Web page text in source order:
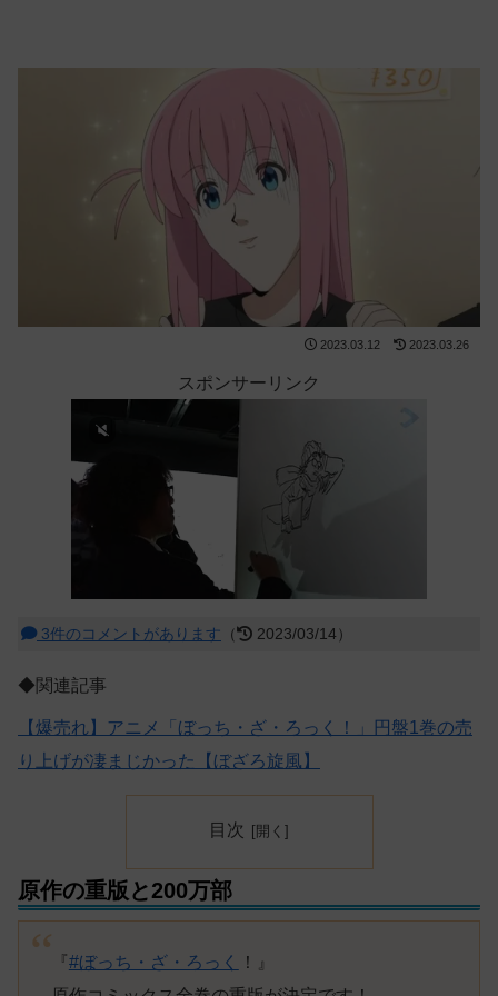
2023.03.12 2023.03.26
スポンサーリンク
3件のコメントがあります （ 2023/03/14）
◆関連記事
【爆売れ】アニメ「ぼっち・ざ・ろっく！」円盤1巻の売
り上げが凄まじかった【ぼざろ旋風】
目次
原作の重版と200万部
『#ぼっち・ざ・ろっく
！』